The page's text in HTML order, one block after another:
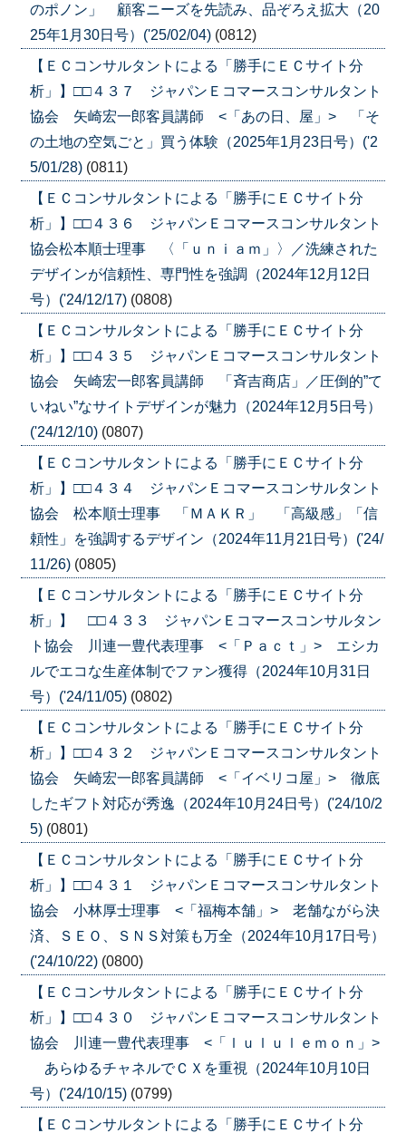
のポノン」 顧客ニーズを先読み、品ぞろえ拡大（20
25年1月30日号）('25/02/04) (0812)
【ＥＣコンサルタントによる「勝手にＥＣサイト分
析」】□□４３７ ジャパンＥコマースコンサルタント
協会 矢崎宏一郎客員講師 <「あの日、屋」> 「そ
の土地の空気ごと」買う体験（2025年1月23日号）('2
5/01/28) (0811)
【ＥＣコンサルタントによる「勝手にＥＣサイト分
析」】□□４３６ ジャパンＥコマースコンサルタント
協会松本順士理事 〈「ｕｎｉａｍ」〉／洗練された
デザインが信頼性、専門性を強調（2024年12月12日
号）('24/12/17) (0808)
【ＥＣコンサルタントによる「勝手にＥＣサイト分
析」】□□４３５ ジャパンＥコマースコンサルタント
協会 矢崎宏一郎客員講師 「斉吉商店」／圧倒的”て
いねい”なサイトデザインが魅力（2024年12月5日号）
('24/12/10) (0807)
【ＥＣコンサルタントによる「勝手にＥＣサイト分
析」】□□４３４ ジャパンＥコマースコンサルタント
協会 松本順士理事 「ＭＡＫＲ」 「高級感」「信
頼性」を強調するデザイン（2024年11月21日号）('24/
11/26) (0805)
【ＥＣコンサルタントによる「勝手にＥＣサイト分
析」】 □□４３３ ジャパンＥコマースコンサルタン
ト協会 川連一豊代表理事 <「Ｐａｃｔ」> エシカ
ルでエコな生産体制でファン獲得（2024年10月31日
号）('24/11/05) (0802)
【ＥＣコンサルタントによる「勝手にＥＣサイト分
析」】□□４３２ ジャパンＥコマースコンサルタント
協会 矢崎宏一郎客員講師 <「イベリコ屋」> 徹底
したギフト対応が秀逸（2024年10月24日号）('24/10/2
5) (0801)
【ＥＣコンサルタントによる「勝手にＥＣサイト分
析」】□□４３１ ジャパンＥコマースコンサルタント
協会 小林厚士理事 <「福梅本舗」> 老舗ながら決
済、ＳＥＯ、ＳＮＳ対策も万全（2024年10月17日号）
('24/10/22) (0800)
【ＥＣコンサルタントによる「勝手にＥＣサイト分
析」】□□４３０ ジャパンＥコマースコンサルタント
協会 川連一豊代表理事 <「ｌｕｌｕｌｅｍｏｎ」>
あらゆるチャネルでＣＸを重視（2024年10月10日
号）('24/10/15) (0799)
【ＥＣコンサルタントによる「勝手にＥＣサイト分